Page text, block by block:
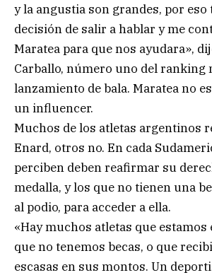
y la angustia son grandes, por eso
decisión de salir a hablar y me
Maratea para que nos ayudara»,
Carballo, número uno del ranking
lanzamiento de bala. Maratea no
un influencer.
Muchos de los atletas argentinos
Enard, otros no. En cada
perciben deben reafirmar su
medalla, y los que no tienen una
al podio, para acceder a ella.
«Hay muchos atletas que
que no tenemos becas, o que
escasas en sus montos. Un